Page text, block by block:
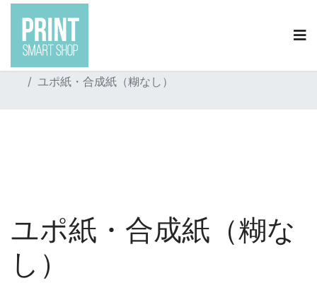
0120-2020-19
現在地:トップ
ウォール壁紙・ポスター
ユポ紙・合成紙（糊なし）
ユポ紙・合成紙（糊な
し）